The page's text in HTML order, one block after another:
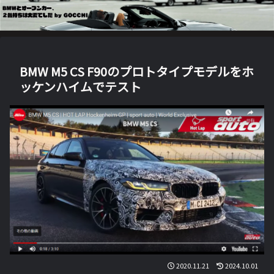
BMW M5 CS F90のプロトタイプモデルをホ
ッケンハイムでテスト
2020.11.21 2024.10.01